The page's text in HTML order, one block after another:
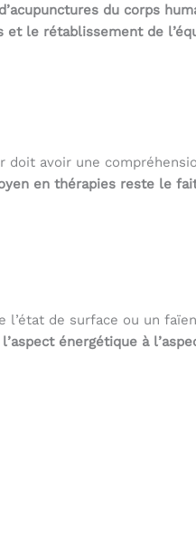
du corps
et le rétablissement de
doit avoir une
en thérapies reste le
l’état de surface ou un
énergétique à